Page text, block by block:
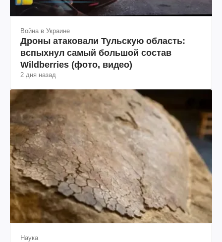
Война в Украине
Дроны атаковали Тульскую область:
вспыхнул самый большой состав
Wildberries (фото, видео)
2 дня назад
Наука